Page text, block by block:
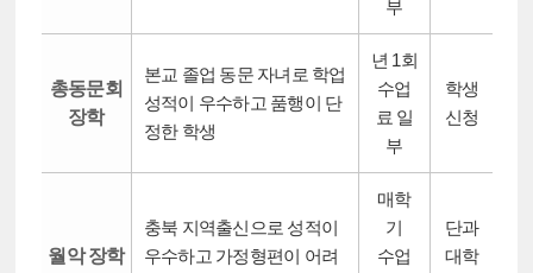
부
총동문회
장학
본교 졸업 동문 자녀로 학업
성적이 우수하고 품행이 단
정한 학생
년 1회
수업
료 일
부
학생
신청
월악 장학
충북 지역출신으로 성적이
우수하고 가정형편이 어려
매학
기
수업
단과
대학